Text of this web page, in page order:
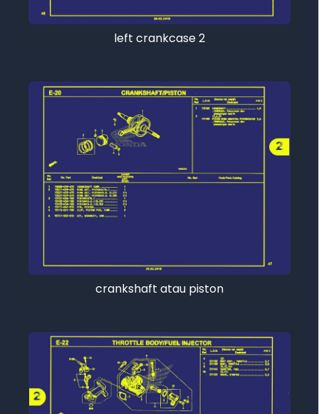
left crankcase 2
crankshaft atau piston